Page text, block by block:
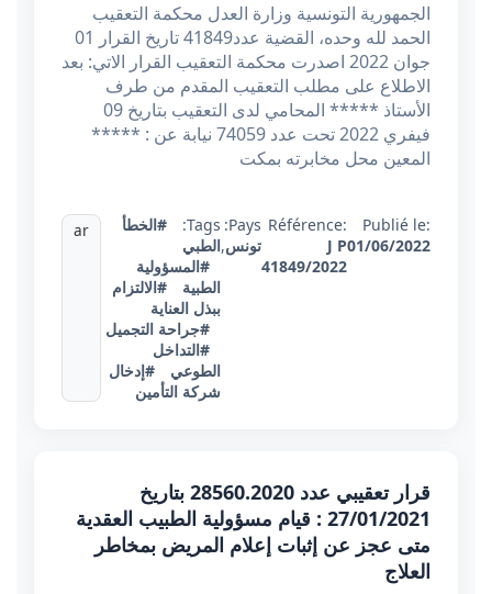
الجمهورية التونسية وزارة العدل محكمة التعقيب
الحمد لله وحده، القضية عدد41849 تاريخ القرار 01
جوان 2022 اصدرت محكمة التعقيب القرار الاتي: بعد
الاطلاع على مطلب التعقيب المقدم من طرف
الأستاذ ***** المحامي لدى التعقيب بتاريخ 09
فيفري 2022 تحت عدد 74059 نيابة عن : *****
المعين محل مخابرته بمكت
Publié le:
01/06/2022
Référence:
J P
41849/2022
Pays:
تونس,
Tags:
#الخطأ
الطبي
#المسؤولية
الطبية
#الالتزام
ببذل العناية
#جراحة التجميل
#التداخل
الطوعي
#إدخال
شركة التأمين
ar
قرار تعقيبي عدد 28560.2020 بتاريخ
27/01/2021 : قيام مسؤولية الطبيب العقدية
متى عجز عن إثبات إعلام المريض بمخاطر
العلاج